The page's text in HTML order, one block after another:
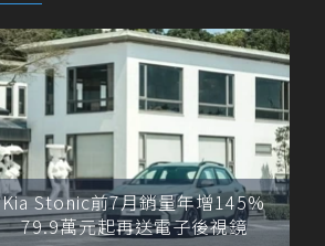
Kia Stonic前7月銷量年增145%
79.9萬元起再送電子後視鏡